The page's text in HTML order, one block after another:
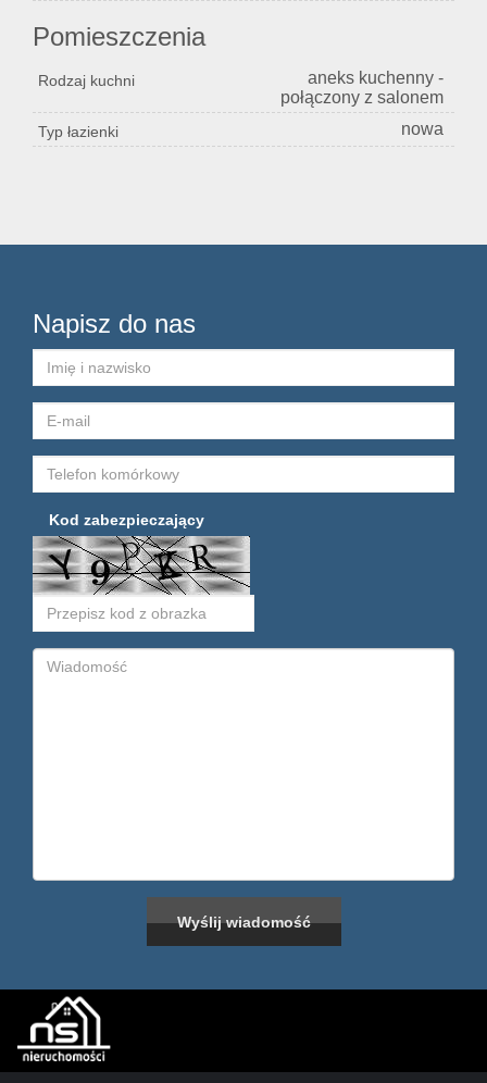
Pomieszczenia
Rodzaj kuchni
aneks kuchenny -
połączony z salonem
Typ łazienki nowa
Napisz do nas
Kod zabezpieczający